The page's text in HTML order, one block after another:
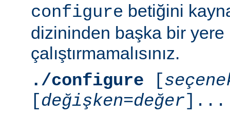
configure betiğini
dizininden başka bir yere
çalıştırmamalısınız.
./configure [
[değişken=değer]...